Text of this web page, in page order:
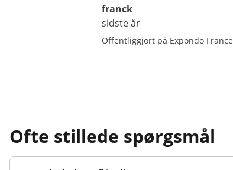
franck
sidste år
Offentliggjort på Expondo France
Ofte stillede spørgsmål